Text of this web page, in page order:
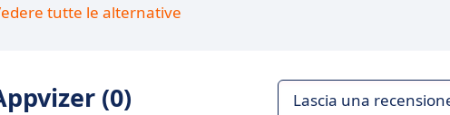
tutte le alternative
(0) Lascia una